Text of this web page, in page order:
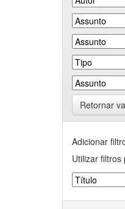
Retornar
Adicionar
Utilizar